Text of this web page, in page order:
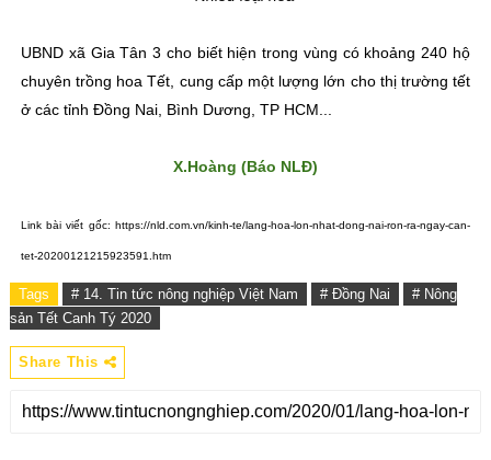
UBND xã Gia Tân 3 cho biết hiện trong vùng có khoảng 240 hộ
chuyên trồng hoa Tết, cung cấp một lượng lớn cho thị trường tết
ở các tỉnh Đồng Nai, Bình Dương, TP HCM...
X.Hoàng (Báo NLĐ)
Link bài viết gốc: https://nld.com.vn/kinh-te/lang-hoa-lon-nhat-dong-nai-ron-ra-ngay-can-
tet-20200121215923591.htm
Tags # 14. Tin tức nông nghiệp Việt Nam # Đồng Nai
# Nông
sản Tết Canh Tý 2020
Share This